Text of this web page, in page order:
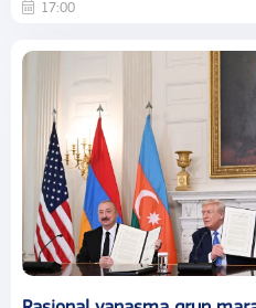
17:00